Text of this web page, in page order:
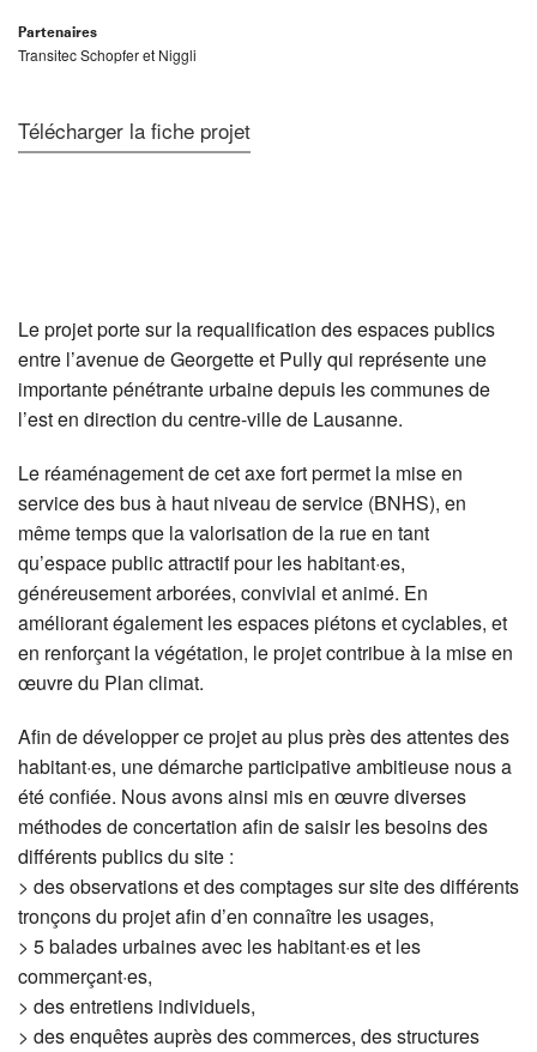
Partenaires
Transitec Schopfer et Niggli
Télécharger la fiche projet
Le projet porte sur la requalification des espaces publics
entre l’avenue de Georgette et Pully qui représente une
importante pénétrante urbaine depuis les communes de
l’est en direction du centre-ville de Lausanne.
Le réaménagement de cet axe fort permet la mise en
service des bus à haut niveau de service (BNHS), en
même temps que la valorisation de la rue en tant
qu’espace public attractif pour les habitant·es,
généreusement arborées, convivial et animé. En
améliorant également les espaces piétons et cyclables, et
en renforçant la végétation, le projet contribue à la mise en
œuvre du Plan climat.
Afin de développer ce projet au plus près des attentes des
habitant·es, une démarche participative ambitieuse nous a
été confiée. Nous avons ainsi mis en œuvre diverses
méthodes de concertation afin de saisir les besoins des
différents publics du site :
> des observations et des comptages sur site des différents
tronçons du projet afin d’en connaître les usages,
> 5 balades urbaines avec les habitant·es et les
commerçant·es,
> des entretiens individuels,
> des enquêtes auprès des commerces, des structures